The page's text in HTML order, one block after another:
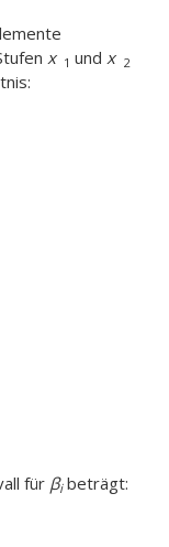
x 1 undx 2
für βi beträgt: